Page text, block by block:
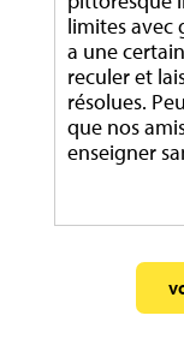
limites avec
a une
reculer et
résolues.
que nos
enseigner